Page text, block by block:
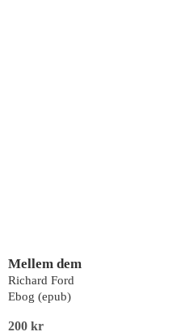
Mellem dem
Richard Ford
Ebog (epub)
200 kr